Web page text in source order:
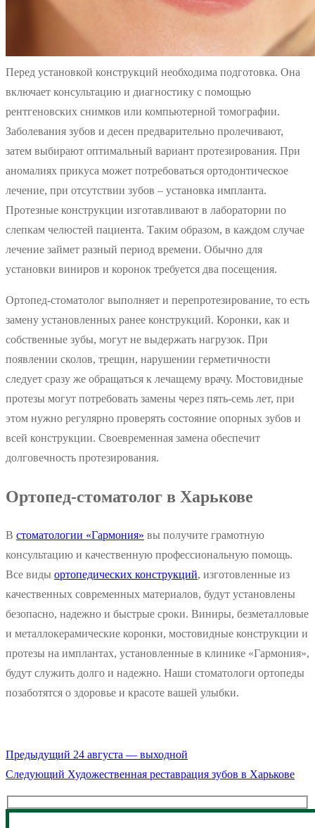
Перед установкой конструкций необходима подготовка. Она
включает консультацию и диагностику с помощью
рентгеновских снимков или компьютерной томографии.
Заболевания зубов и десен предварительно пролечивают,
затем выбирают оптимальный вариант протезирования. При
аномалиях прикуса может потребоваться ортодонтическое
лечение, при отсутствии зубов – установка импланта.
Протезные конструкции изготавливают в лаборатории по
слепкам челюстей пациента. Таким образом, в каждом случае
лечение займет разный период времени. Обычно для
установки виниров и коронок требуется два посещения.
Ортопед-стоматолог выполняет и перепротезирование, то есть
замену установленных ранее конструкций. Коронки, как и
собственные зубы, могут не выдержать нагрузок. При
появлении сколов, трещин, нарушении герметичности
следует сразу же обращаться к лечащему врачу. Мостовидные
протезы могут потребовать замены через пять-семь лет, при
этом нужно регулярно проверять состояние опорных зубов и
всей конструкции. Своевременная замена обеспечит
долговечность протезирования.
Ортопед-стоматолог в Харькове
В стоматологии «Гармония» вы получите грамотную
консультацию и качественную профессиональную помощь.
Все виды ортопедических конструкций, изготовленные из
качественных современных материалов, будут установлены
безопасно, надежно и быстрые сроки. Виниры, безметалловые
и металлокерамические коронки, мостовидные конструкции и
протезы на имплантах, установленные в клинике «Гармония»,
будут служить долго и надежно. Наши стоматологи ортопеды
позаботятся о здоровье и красоте вашей улыбки.
Навигация
записям
Предыдущий Предыдущая
запись:
24 августа — выходной
Следующий Следующая
запись:
Художественная реставрация зубов в Харькове